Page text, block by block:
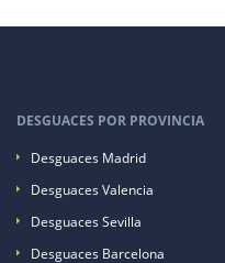
DESGUACES POR PROVINCIA
Desguaces Madrid
Desguaces Valencia
Desguaces Sevilla
Desguaces Barcelona